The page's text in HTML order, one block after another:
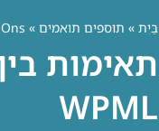
בַּיִת » תוספים תואמים » YITH WooCommerce Product Add-Ons
WPML